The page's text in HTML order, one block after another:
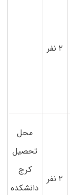
۲ نفر
۲ نفر
محل
تحصیل
کرج
دانشکده